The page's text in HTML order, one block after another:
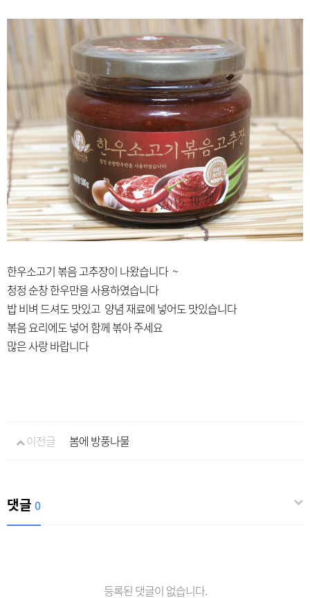
한우소고기 볶음 고추장이 나왔습니다 ~
청정 순창 한우만을 사용하였습니다
밥 비벼 드셔도 맛있고 양념 재료에 넣어도 맛있습니다
볶음 요리에도 넣어 함께 볶아 주세요
많은 사랑 바랍니다
이전글 봄에 방풍나물
댓글 0
등록된 댓글이 없습니다.